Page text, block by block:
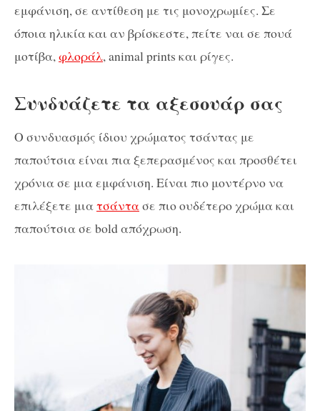
εμφάνιση, σε αντίθεση με τις μονοχρωμίες. Σε
όποια ηλικία και αν βρίσκεστε, πείτε ναι σε πουά
μοτίβα, φλοράλ, animal prints και ρίγες.
Συνδυάζετε τα αξεσουάρ σας
Ο συνδυασμός ίδιου χρώματος τσάντας με
παπούτσια είναι πια ξεπερασμένος και προσθέτει
χρόνια σε μια εμφάνιση. Είναι πιο μοντέρνο να
επιλέξετε μιατσάντασε πιο ουδέτερο χρώμα και
παπούτσια σε bold απόχρωση.